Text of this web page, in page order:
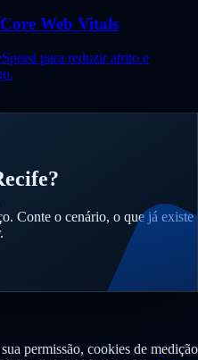
Web Vitals
para reduzir atrito e
Conte o cenário, o que já existe
permissão, cookies de medição